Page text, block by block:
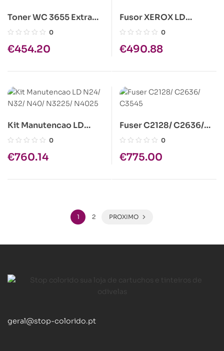
Toner WC 3655 Extra
Capacidade Preto
0
€454.20
Fusor XEROX LD
N2025/ 2825
0
€490.88
Kit Manutencao LD
N24/ N32/ N40/ N3225/
0
€760.14
Fuser C2128/ C2636/
C3545
0
€775.00
1 2 PROXIMO
geral@stop-colorido.pt